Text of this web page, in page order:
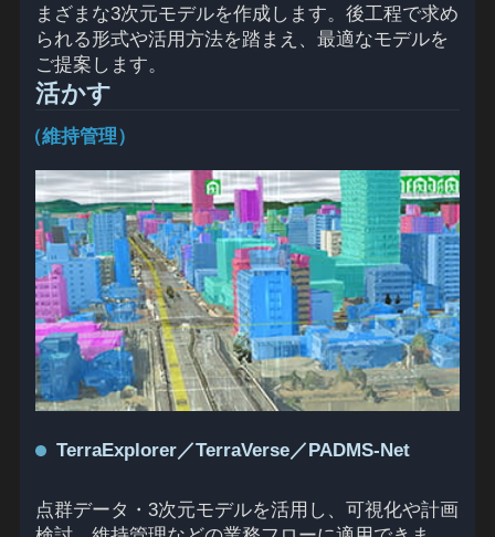
まざまな3次元モデルを作成します。後工程で求め
られる形式や活用方法を踏まえ、最適なモデルを
ご提案します。
活かす
（維持管理）
TerraExplorer／TerraVerse／PADMS‑Net
点群データ・3次元モデルを活用し、可視化や計画